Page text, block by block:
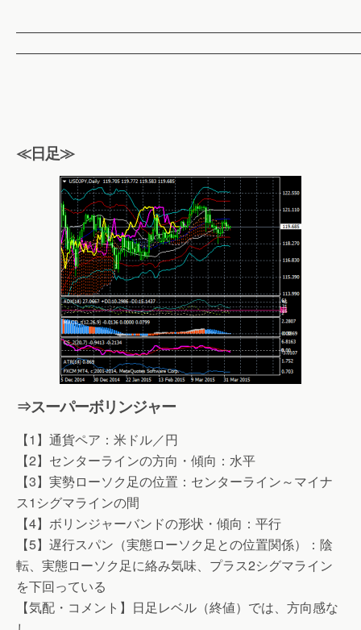
≪日足≫
⇒スーパーボリンジャー
【1】通貨ペア：米ドル／円
【2】センターラインの方向・傾向：水平
【3】実勢ローソク足の位置：センターライン～マイナ
ス1シグマラインの間
【4】ボリンジャーバンドの形状・傾向：平行
【5】遅行スパン（実態ローソク足との位置関係）：陰
転、実態ローソク足に絡み気味、プラス2シグマライン
を下回っている
【気配・コメント】日足レベル（終値）では、方向感な